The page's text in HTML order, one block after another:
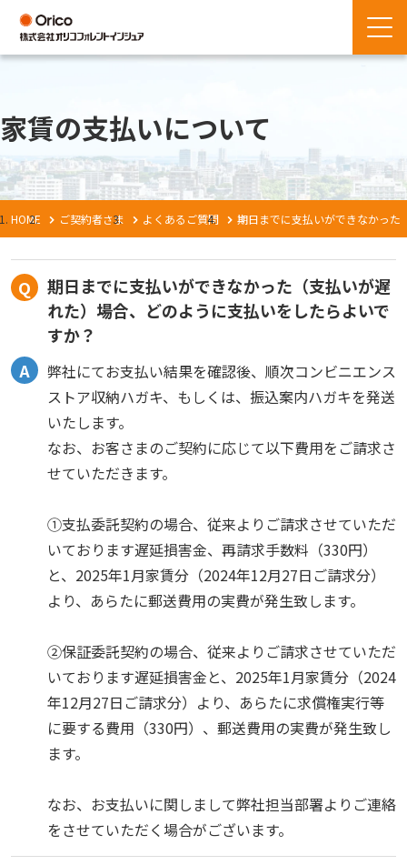
家賃の支払いについて
HOME ご契約者さま よくあるご質問 期日までに支払いができなかった
期日までに支払いができなかった（支払いが遅
れた）場合、どのように支払いをしたらよいで
すか？
弊社にてお支払い結果を確認後、順次コンビニエンス
ストア収納ハガキ、もしくは、振込案内ハガキを発送
いたします。
なお、お客さまのご契約に応じて以下費用をご請求さ
せていただきます。
①支払委託契約の場合、従来よりご請求させていただ
いております遅延損害金、再請求手数料（330円）
と、2025年1月家賃分（2024年12月27日ご請求分）
より、あらたに郵送費用の実費が発生致します。
②保証委託契約の場合、従来よりご請求させていただ
いております遅延損害金と、2025年1月家賃分（2024
年12月27日ご請求分）より、あらたに求償権実行等
に要する費用（330円）、郵送費用の実費が発生致し
ます。
なお、お支払いに関しまして弊社担当部署よりご連絡
をさせていただく場合がございます。